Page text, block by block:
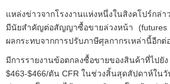
แหล่งข่าวจากโรงงานแห่งหนึ่งในสิงคโปร์กล่
มีนัยสำคัญต่อสัญญาซื้อขายล่วงหน้า (futures
ผลกระทบจากการปรับภาษีศุลกากรเหล่านี้อีกต่
มีการรายงานข้อตกลงซื้อขายของสินค้าที่ไป
$463-$466/ตัน CFR ในช่วงสิ้นสุดสัปดาห์ใน